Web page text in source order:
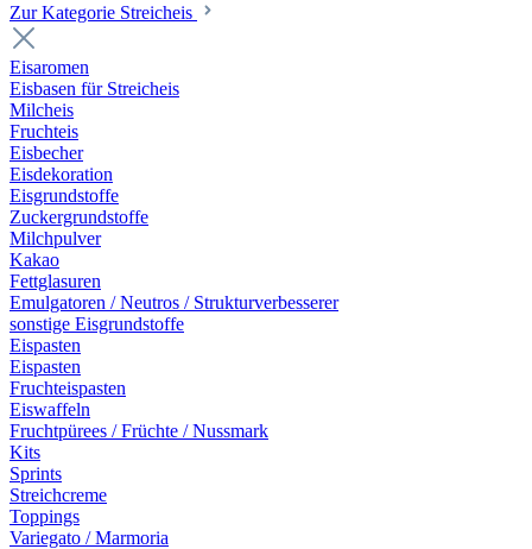
Zur Kategorie Streicheis
Eisaromen
Eisbasen für Streicheis
Milcheis
Fruchteis
Eisbecher
Eisdekoration
Eisgrundstoffe
Zuckergrundstoffe
Milchpulver
Kakao
Fettglasuren
Emulgatoren / Neutros / Strukturverbesserer
sonstige Eisgrundstoffe
Eispasten
Eispasten
Fruchteispasten
Eiswaffeln
Fruchtpürees / Früchte / Nussmark
Kits
Sprints
Streichcreme
Toppings
Variegato / Marmoria